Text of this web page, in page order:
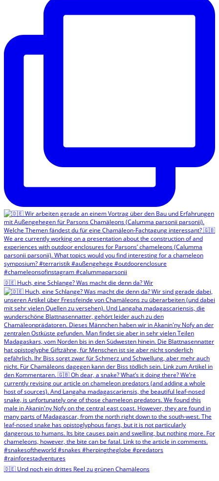
🇩🇪 Huch, eine Schlange? Was macht die denn da? Wir
🇩🇪 Und noch ein drittes Reel zu grünen Chamäleons